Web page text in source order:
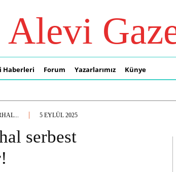
Alevi
Haberleri Forum Yazarlarımız Künye
5 EYLÜL 2025
serbest